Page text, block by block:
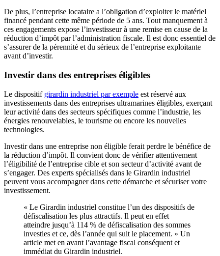
De plus, l’entreprise locataire a l’obligation d’exploiter le matériel
financé pendant cette même période de 5 ans. Tout manquement à
ces engagements expose l’investisseur à une remise en cause de la
réduction d’impôt par l’administration fiscale. Il est donc essentiel de
s’assurer de la pérennité et du sérieux de l’entreprise exploitante
avant d’investir.
Investir dans des entreprises éligibles
Le dispositif girardin industriel par exemple est réservé aux
investissements dans des entreprises ultramarines éligibles, exerçant
leur activité dans des secteurs spécifiques comme l’industrie, les
énergies renouvelables, le tourisme ou encore les nouvelles
technologies.
Investir dans une entreprise non éligible ferait perdre le bénéfice de
la réduction d’impôt. Il convient donc de vérifier attentivement
l’éligibilité de l’entreprise cible et son secteur d’activité avant de
s’engager. Des experts spécialisés dans le Girardin industriel
peuvent vous accompagner dans cette démarche et sécuriser votre
investissement.
« Le Girardin industriel constitue l’un des dispositifs de
défiscalisation les plus attractifs. Il peut en effet
atteindre jusqu’à 114 % de défiscalisation des sommes
investies et ce, dès l’année qui suit le placement. » Un
article met en avant l’avantage fiscal conséquent et
immédiat du Girardin industriel.